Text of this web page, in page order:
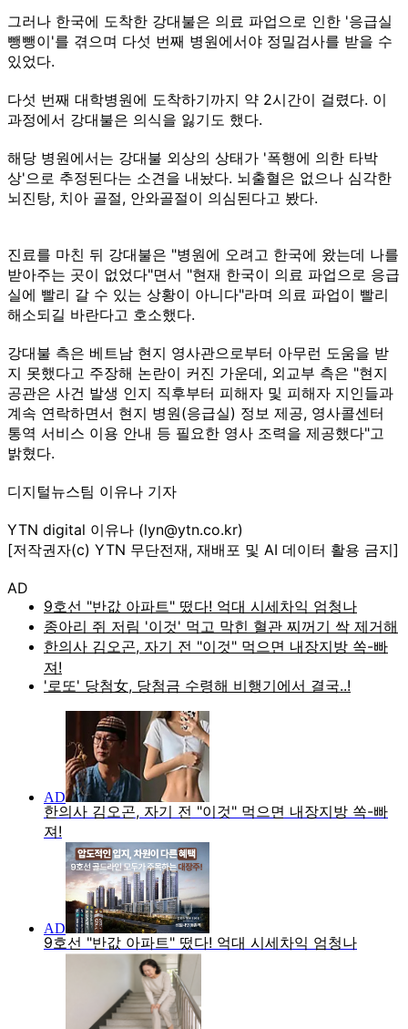
그러나 한국에 도착한 강대불은 의료 파업으로 인한 '응급실
뺑뺑이'를 겪으며 다섯 번째 병원에서야 정밀검사를 받을 수
있었다.
다섯 번째 대학병원에 도착하기까지 약 2시간이 걸렸다. 이
과정에서 강대불은 의식을 잃기도 했다.
해당 병원에서는 강대불 외상의 상태가 '폭행에 의한 타박
상'으로 추정된다는 소견을 내놨다. 뇌출혈은 없으나 심각한
뇌진탕, 치아 골절, 안와골절이 의심된다고 봤다.
진료를 마친 뒤 강대불은 "병원에 오려고 한국에 왔는데 나를
받아주는 곳이 없었다"면서 "현재 한국이 의료 파업으로 응급
실에 빨리 갈 수 있는 상황이 아니다"라며 의료 파업이 빨리
해소되길 바란다고 호소했다.
강대불 측은 베트남 현지 영사관으로부터 아무런 도움을 받
지 못했다고 주장해 논란이 커진 가운데, 외교부 측은 "현지
공관은 사건 발생 인지 직후부터 피해자 및 피해자 지인들과
계속 연락하면서 현지 병원(응급실) 정보 제공, 영사콜센터
통역 서비스 이용 안내 등 필요한 영사 조력을 제공했다"고
밝혔다.
디지털뉴스팀 이유나 기자
YTN digital 이유나 (lyn@ytn.co.kr)
[저작권자(c) YTN 무단전재, 재배포 및 AI 데이터 활용 금지]
AD